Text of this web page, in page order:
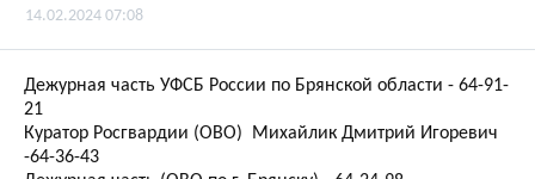
14.02.2024 07:08
Дежурная часть УФСБ России по Брянской области - 64-91-
21
Куратор Росгвардии (ОВО) Михайлик Дмитрий Игоревич
-64-36-43